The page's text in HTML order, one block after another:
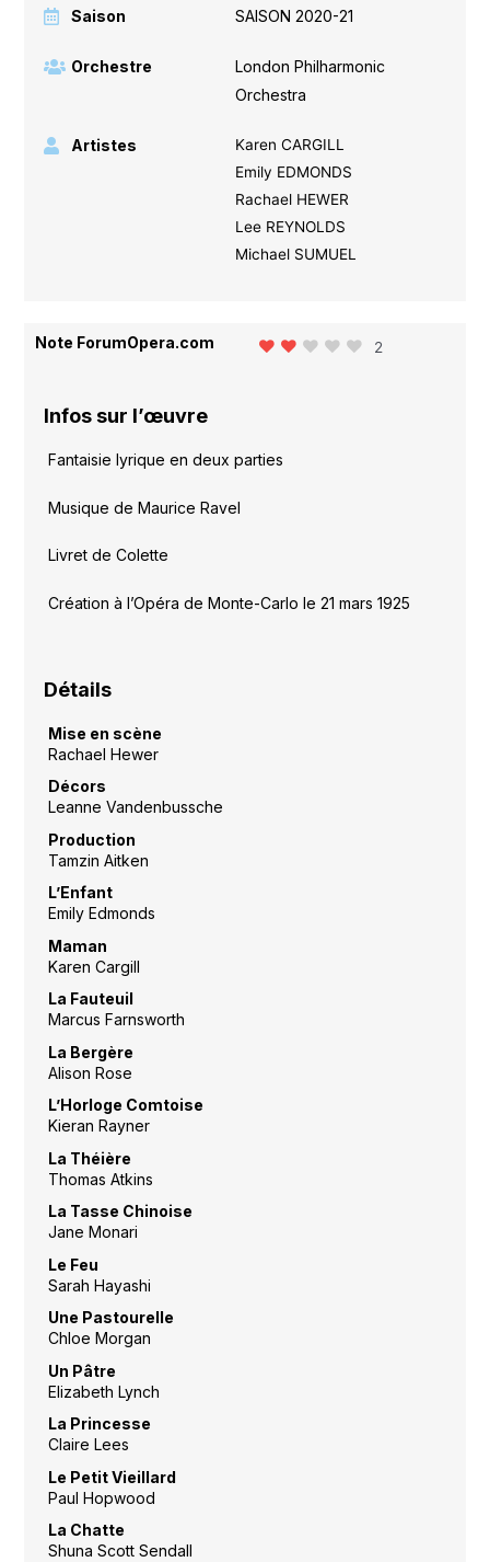
Saison SAISON 2020-21
Orchestre
London Philharmonic
Orchestra
Artistes
Karen CARGILL
Emily EDMONDS
Rachael HEWER
Lee REYNOLDS
Michael SUMUEL
Note ForumOpera.com 2
Infos sur l’œuvre
Fantaisie lyrique en deux parties
Musique de Maurice Ravel
Livret de Colette
Création à l’Opéra de Monte-Carlo le 21 mars 1925
Détails
Mise en scène
Rachael Hewer
Décors
Leanne Vandenbussche
Production
Tamzin Aitken
L’Enfant
Emily Edmonds
Maman
Karen Cargill
La Fauteuil
Marcus Farnsworth
La Bergère
Alison Rose
L’Horloge Comtoise
Kieran Rayner
La Théière
Thomas Atkins
La Tasse Chinoise
Jane Monari
Le Feu
Sarah Hayashi
Une Pastourelle
Chloe Morgan
Un Pâtre
Elizabeth Lynch
La Princesse
Claire Lees
Le Petit Vieillard
Paul Hopwood
La Chatte
Shuna Scott Sendall